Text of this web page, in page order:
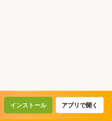
インストール アプリで開く